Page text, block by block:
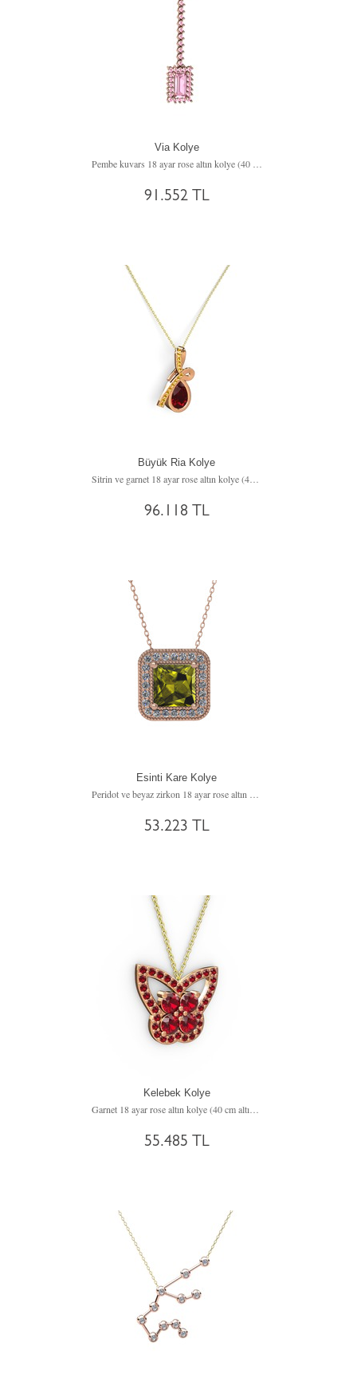
Via Kolye
91.552 TL
Büyük Ria Kolye
Sitrin ve garnet 18 ayar rose altın kolye (40 cm altın rolo zincir)
96.118 TL
Esinti Kare Kolye
53.223 TL
Kelebek Kolye
55.485 TL